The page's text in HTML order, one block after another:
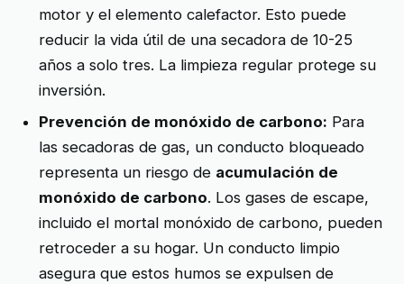
motor y el elemento calefactor. Esto puede
reducir la vida útil de una secadora de 10-25
años a solo tres. La limpieza regular protege su
inversión.
Prevención de monóxido de carbono: Para
las secadoras de gas, un conducto bloqueado
representa un riesgo de acumulación de
monóxido de carbono. Los gases de escape,
incluido el mortal monóxido de carbono, pueden
retroceder a su hogar. Un conducto limpio
asegura que estos humos se expulsen de